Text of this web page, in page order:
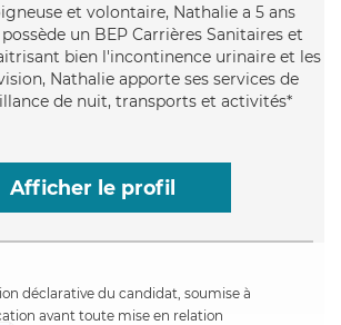
et volontaire, Nathalie a 5 ans
un BEP Carrières Sanitaires et
bien l'incontinence urinaire et les
Nathalie apporte ses services de
de nuit, transports et activités*
Afficher le profil
déclarative du candidat, soumise à
avant toute mise en relation